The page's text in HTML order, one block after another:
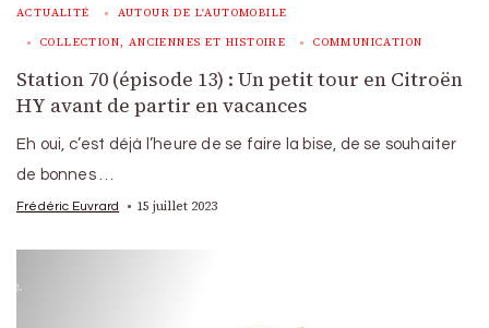
ACTUALITÉ AUTOUR DE L'AUTOMOBILE
COLLECTION, ANCIENNES ET HISTOIRE COMMUNICATION
Station 70 (épisode 13) : Un petit tour en Citroën
HY avant de partir en vacances
Eh oui, c’est déjà l’heure de se faire la bise, de se souhaiter
de bonnes …
Frédéric Euvrard 15 juillet 2023